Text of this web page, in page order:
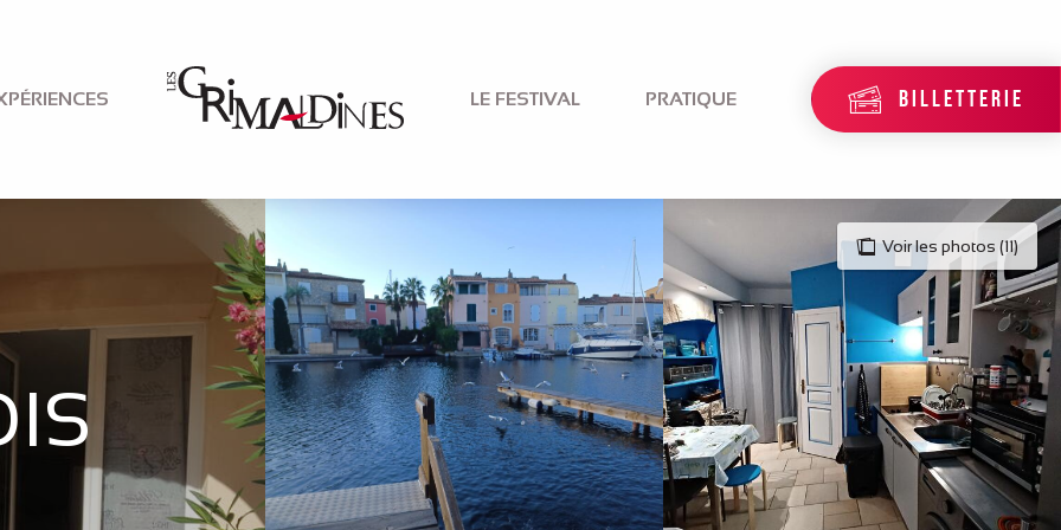
BILLETTERIE
LE FESTIVAL PRATIQUE
Voir les photos (11)